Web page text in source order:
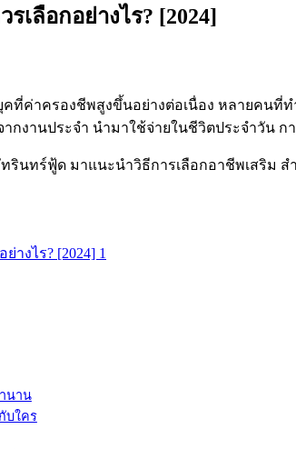
เลือกอย่างไร? [2024]
คที่ค่าครองชีพสูงขึ้นอย่างต่อเนื่อง หลายคนที่ท
กงานประจำ นำมาใช้จ่ายในชีวิตประจำวัน ก
รินทร์ฟู้ด มาแนะนำวิธีการเลือกอาชีพเสริม ส
นาน
บใคร